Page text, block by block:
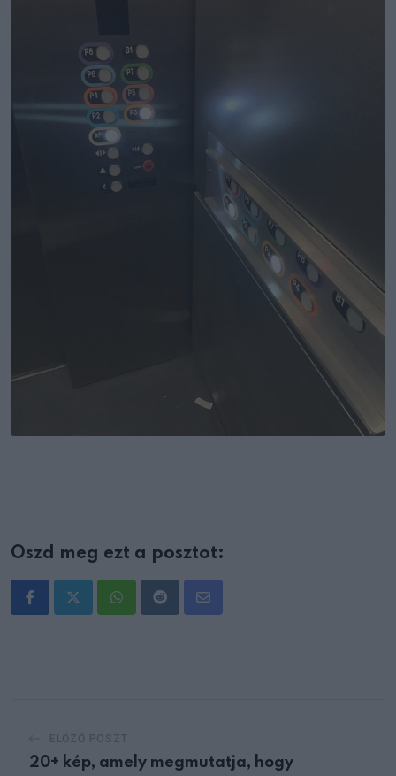
Oszd meg ezt a posztot:
WhatsappRedditShare
20+ kép, amely megmutatja, hogy